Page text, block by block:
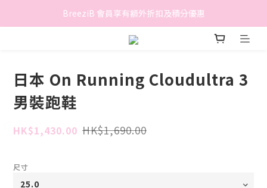
香港地區滿$500免費送貨 (離島區及偏遠地區除外)
BreeziB 會員享有額外折扣及積分優惠
香港地區滿$500免費送貨 (離島區及偏遠地區除外)
日本 On Running Cloudultra 3
男裝跑鞋
HK$1,430.00 HK$1,690.00
尺寸